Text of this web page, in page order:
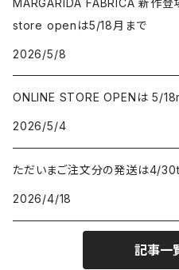
MARGARIDA FABRICA 新作
store openは5/18月まで
2026/5/8
ONLINE STORE OPENは 5/
2026/5/4
ただいまご注文分の発送は4/
2026/4/18
記事一